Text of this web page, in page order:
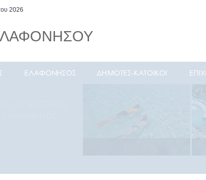
2026